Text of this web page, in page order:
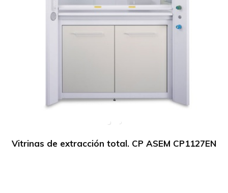
Vitrinas de extracción total. CP ASEM CP1127EN